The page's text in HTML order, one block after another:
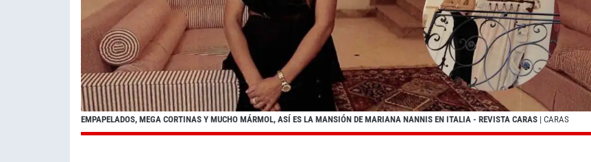
EMPAPELADOS, MEGA CORTINAS Y MUCHO MÁRMOL, ASÍ ES LA MANSIÓN DE MARIANA NANNIS EN ITALIA - REVISTA CARAS | CARAS